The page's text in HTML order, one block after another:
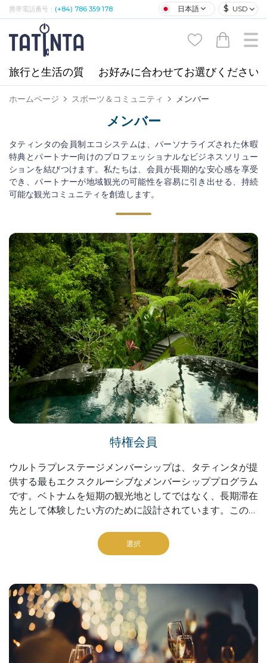
携帯電話番号： (+84) 786 359 178 日本語 $ USD
旅行と生活の質 お好みに合わせてお選びください
ホームページ スポーツ＆コミュニティ メンバー
メンバー
タティンタの会員制エコシステムは、パーソナライズされた休暇
特典とパートナー向けのプロフェッショナルなビジネスソリュー
ションを結びつけます。私たちは、会員が長期的な安心感を享受
でき、パートナーが地域観光の可能性を容易に引き出せる、持続
可能な観光コミュニティを創造します。
特権会員
ウルトラプレステージメンバーシップは、タティンタが提
供する最もエクスクルーシブなメンバーシッププログラム
です。ベトナムを短期の観光地としてではなく、長期滞在
先として体験したい方のために設計されています。このプ
配、旅行サポート、厳選された体験を一つのメンバーシッ
プに統合しています。複数のサービス提供者と個別にやり
利用することで、ベトナムでの生活、リラックス、リフレ
ッシュ、そして探検をより便利で安心なものにすることが
できます。ウルトラプレステージメンバーシップは、各メ
ンバーに質の高いサービス、プライバシー、そしてパーソ
ナライズされた体験を提供するため、人数を限定していま
す。
選択